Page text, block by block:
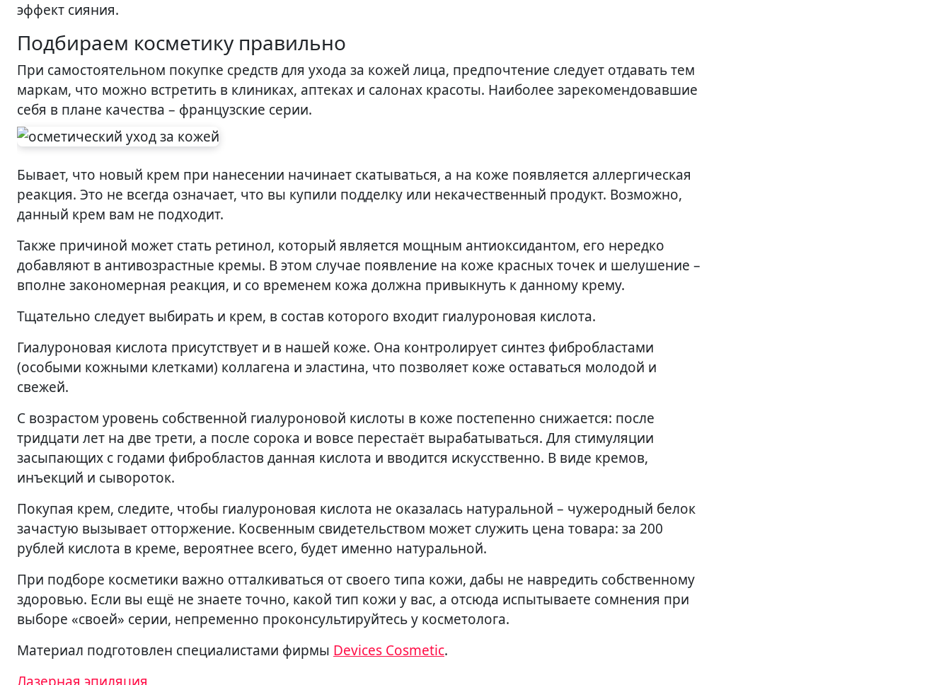
эффект сияния.
Подбираем косметику правильно
При самостоятельном покупке средств для ухода за кожей лица, предпочтение следует отдавать тем
маркам, что можно встретить в клиниках, аптеках и салонах красоты. Наиболее зарекомендовавшие
себя в плане качества – французские серии.
Бывает, что новый крем при нанесении начинает скатываться, а на коже появляется аллергическая
реакция. Это не всегда означает, что вы купили подделку или некачественный продукт. Возможно,
данный крем вам не подходит.
Также причиной может стать ретинол, который является мощным антиоксидантом, его нередко
добавляют в антивозрастные кремы. В этом случае появление на коже красных точек и шелушение –
вполне закономерная реакция, и со временем кожа должна привыкнуть к данному крему.
Тщательно следует выбирать и крем, в состав которого входит гиалуроновая кислота.
Гиалуроновая кислота присутствует и в нашей коже. Она контролирует синтез фибробластами
(особыми кожными клетками) коллагена и эластина, что позволяет коже оставаться молодой и
свежей.
С возрастом уровень собственной гиалуроновой кислоты в коже постепенно снижается: после
тридцати лет на две трети, а после сорока и вовсе перестаёт вырабатываться. Для стимуляции
засыпающих с годами фибробластов данная кислота и вводится искусственно. В виде кремов,
инъекций и сывороток.
Покупая крем, следите, чтобы гиалуроновая кислота не оказалась натуральной – чужеродный белок
зачастую вызывает отторжение. Косвенным свидетельством может служить цена товара: за 200
рублей кислота в креме, вероятнее всего, будет именно натуральной.
При подборе косметики важно отталкиваться от своего типа кожи, дабы не навредить собственному
здоровью. Если вы ещё не знаете точно, какой тип кожи у вас, а отсюда испытываете сомнения при
выборе «своей» серии, непременно проконсультируйтесь у косметолога.
Материал подготовлен специалистами фирмы Devices Cosmetic.